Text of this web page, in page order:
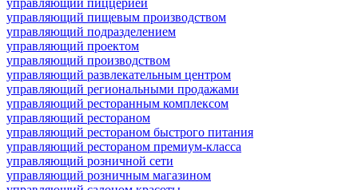
управляющий пищевым производством
управляющий подразделением
управляющий проектом
управляющий производством
управляющий развлекательным центром
управляющий региональными продажами
управляющий ресторанным комплексом
управляющий рестораном
управляющий рестораном быстрого питания
управляющий рестораном премиум-класса
управляющий розничной сети
управляющий розничным магазином